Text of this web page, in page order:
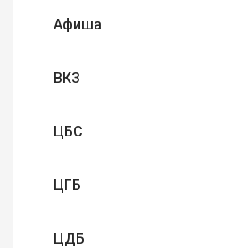
Афиша
ВКЗ
ЦБС
ЦГБ
ЦДБ